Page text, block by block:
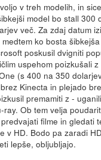
v treh modelih, in
model bo stall 300
več. Za zdaj datum
ko bosta
poskusil dvigniti
uspehom poizkušali
(s 400 na 350
Kinecta in plejado
premamiti z -
ray. Ob tem velja
filme in gledati
v HD. Bodo pa zaradi
lepše, obljubljajo.